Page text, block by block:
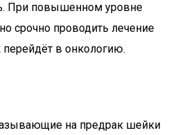
При повышенном уровне
срочно проводить лечение
перейдёт в онкологию.
на предрак шейки